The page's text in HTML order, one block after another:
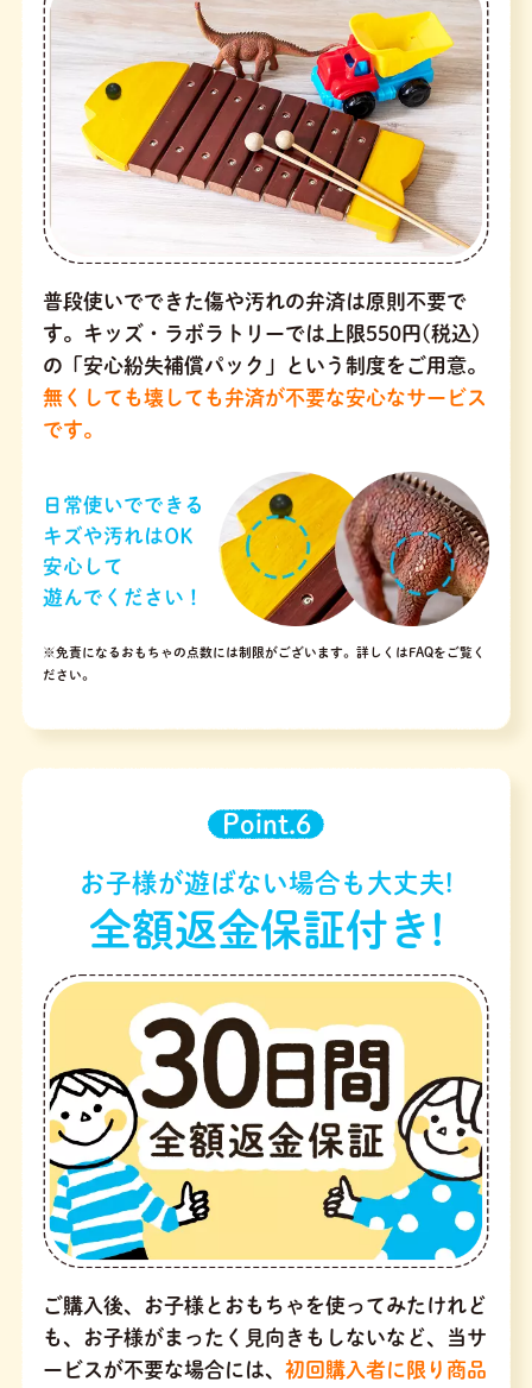
普段使いでできた傷や汚れの弁済は原則不要で
す。キッズ・ラボラトリーでは上限550円(税込)
の「安心紛失補償パック」という制度をご用意。
無くしても壊しても弁済が不要な安心なサービス
です。
※免責になるおもちゃの点数には制限がございます。 詳しくはFAQをご覧く
ださい。
Point.6
お子様が遊ばない場合も大丈夫!
全額返金保証付き!
ご購入後、お子様とおもちゃを使ってみたけれど
も、お子様がまったく見向きもしないなど、当サ
ービスが不要な場合には、 初回購入者に限り商品